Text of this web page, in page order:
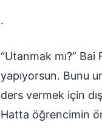
.
“Utanmak mı?”
yapıyorsun. Bunu
ders vermek için
Hatta öğrencimin